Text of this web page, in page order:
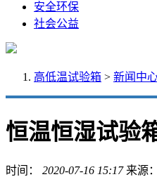
安全环保
社会公益
高低温试验箱 > 新闻中
恒温恒湿试验
时间： 2020-07-16 15:17 来源：